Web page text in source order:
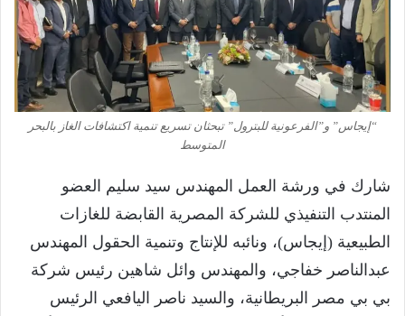
“إيجاس” و”الفرعونية للبترول” تبحثان تسريع تنمية اكتشافات الغاز بالبحر
المتوسط
شارك في ورشة العمل المهندس سيد سليم العضو
المنتدب التنفيذي للشركة المصرية القابضة للغازات
الطبيعية (إيجاس)، ونائبه للإنتاج وتنمية الحقول المهندس
عبدالناصر خفاجي، والمهندس وائل شاهين رئيس شركة
بي بي مصر البريطانية، والسيد ناصر اليافعي الرئيس